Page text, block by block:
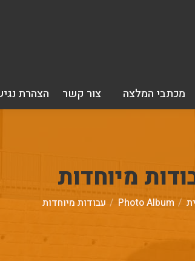
מכתבי המלצה צור קשר הצהרת
מיוחדות
You
Photo Album עבודות מיוחדות